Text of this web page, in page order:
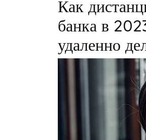
Как
банка в
удаленно